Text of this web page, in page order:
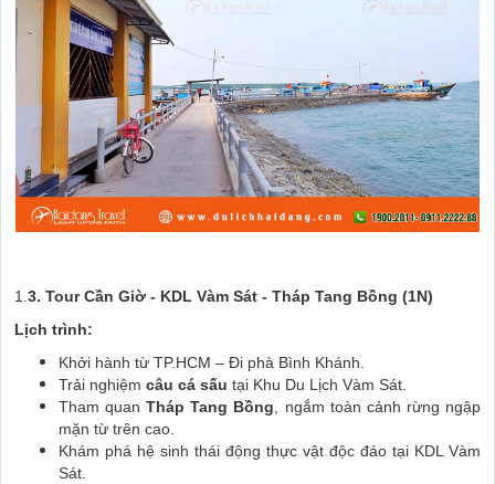
1. 3. Tour Cần Giờ - KDL Vàm Sát - Tháp Tang Bồng (1N)
Lịch trình:
Khởi hành từ TP.HCM – Đi phà Bình Khánh.
Trải nghiệm câu cá sấu tại Khu Du Lịch Vàm Sát.
Tham quanTháp Tang Bồng , ngắm toàn cảnh rừng ngập
mặn từ trên cao.
Khám phá hệ sinh thái động thực vật độc đáo tại KDL Vàm
Sát.